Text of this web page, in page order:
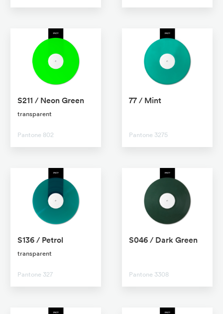
S211 / Neon Green
transparent
Pantone 802
77 / Mint
Pantone 3275
S136 / Petrol
transparent
Pantone 327
S046 / Dark Green
Pantone 3308